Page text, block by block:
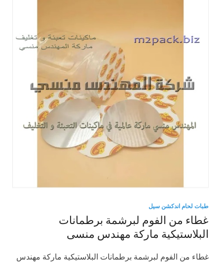
طبات لحام اندكشن سيل
غطاء من الفوم لبرشمة برطمانات
البلاستيكية ماركة مهندس منسى
غطاء من الفوم لبرشمة برطمانات البلاستيكية ماركة مهندس